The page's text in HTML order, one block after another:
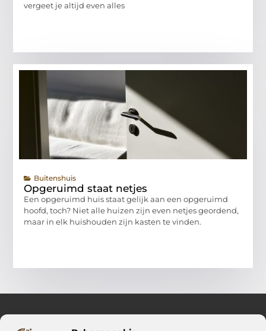
vergeet je altijd even alles
Buitenshuis
Opgeruimd staat netjes
Een opgeruimd huis staat gelijk aan een opgeruimd
hoofd, toch? Niet alle huizen zijn even netjes geordend,
maar in elk huishouden zijn kasten te vinden.